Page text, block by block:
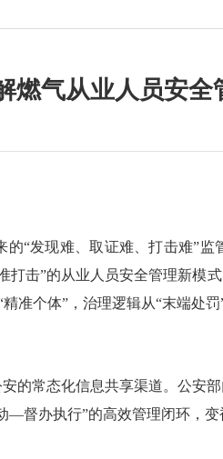
燃气从业人员安全
发现难、取证难、打击难”监
击”的从业人员安全管理新模
准个体”，治理逻辑从“末端处罚
常态化信息共享渠道。公安
督办执行”的高效管理闭环，变